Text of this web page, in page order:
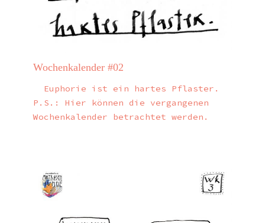
Wochenkalender #02
Euphorie ist ein hartes Pflaster.
P.S.: Hier können die vergangenen
Wochenkalender betrachtet werden.